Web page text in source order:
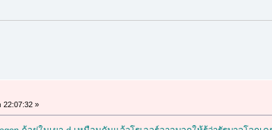
22:07:32 »